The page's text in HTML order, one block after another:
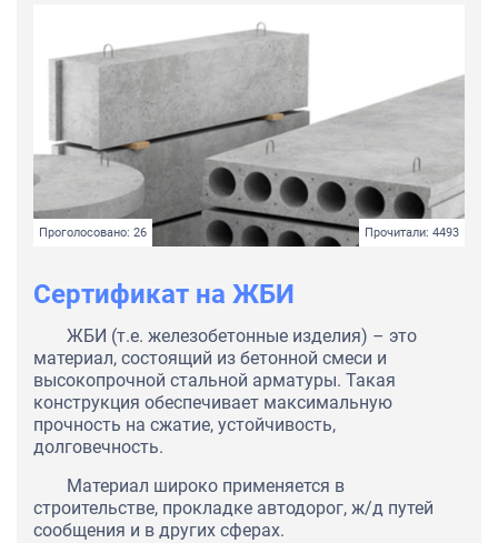
Проголосовано: 26 Прочитали: 4493
Сертификат на ЖБИ
ЖБИ (т.е. железобетонные изделия) – это
материал, состоящий из бетонной смеси и
высокопрочной стальной арматуры. Такая
конструкция обеспечивает максимальную
прочность на сжатие, устойчивость,
долговечность.
Материал широко применяется в
строительстве, прокладке автодорог, ж/д путей
сообщения и в других сферах.